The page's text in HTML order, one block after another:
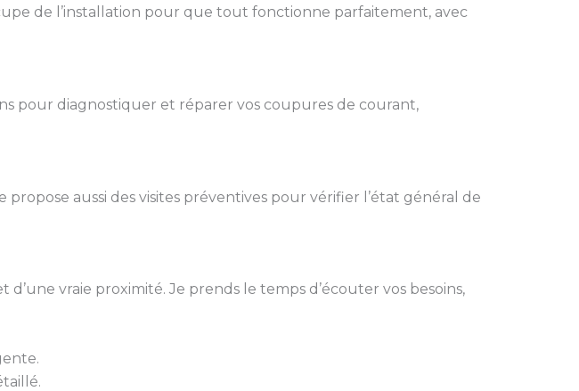
de l’installation pour que tout fonctionne parfaitement, avec
pour diagnostiquer et réparer vos coupures de courant,
propose aussi des visites préventives pour vérifier l’état général de
vraie proximité. Je prends le temps d’écouter vos besoins,